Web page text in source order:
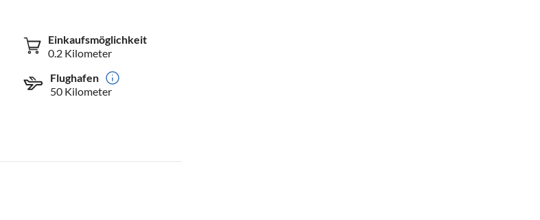
Einkaufsmöglichkeit
0.2 Kilometer
Flughafen
50 Kilometer